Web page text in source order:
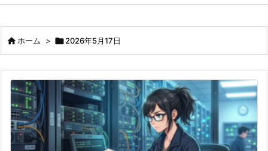


次へ

検索
ホーム > 2026年5月17日